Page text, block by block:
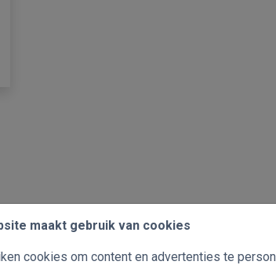
maakt gebruik van cookies
cookies om content en advertenties te